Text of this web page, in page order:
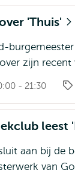
'Thuis'
zijn recent
- 21:30
leest
aan bij de
van